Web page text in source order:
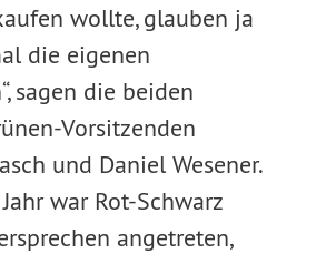
wollte, glauben ja
die eigenen
sagen die beiden
Vorsitzenden
und Daniel Wesener.
war Rot-Schwarz
angetreten,